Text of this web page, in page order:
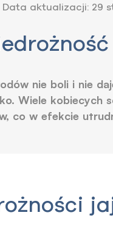
Data aktualizacji: 29
nie boli i nie
Wiele kobiecych
co w efekcie